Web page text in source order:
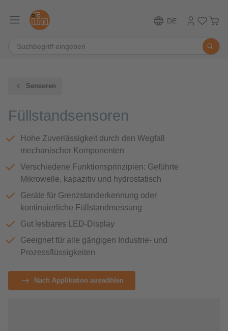
DE
Sensoren
Füllstandsensoren
Hohe Zuverlässigkeit durch den Wegfall
mechanischer Komponenten
Verschiedene Funktionsprinzipien: Geführte
Mikrowelle, kapazitiv und hydrostatisch
Geräte für Grenzstanderkennung oder
kontinuierliche Füllstandmessung
Gut lesbares LED-Display
Geeignet für alle gängigen Industrie- und
Prozessflüssigkeiten
Nach Applikation auswählen